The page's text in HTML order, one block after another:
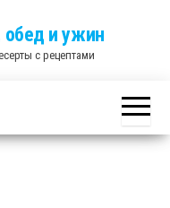
обед и ужин
с рецептами